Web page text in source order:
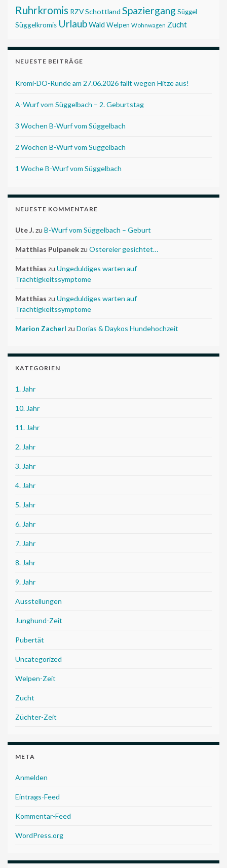
Ruhrkromis RZVSchottland Spaziergang Süggel
Süggelkromis UrlaubWald Welpen Wohnwagen Zucht
NEUESTE BEITRÄGE
Kromi-DO-Runde am 27.06.2026 fällt wegen Hitze aus!
A-Wurf vom Süggelbach – 2. Geburtstag
3 Wochen B-Wurf vom Süggelbach
2 Wochen B-Wurf vom Süggelbach
1 Woche B-Wurf vom Süggelbach
NEUESTE KOMMENTARE
Ute J.zu B-Wurf vom Süggelbach – Geburt
Matthias Pulpanekzu Ostereier gesichtet…
Matthias zu Ungeduldiges warten auf
Trächtigkeitssymptome
Matthias zu Ungeduldiges warten auf
Trächtigkeitssymptome
Marion Zacherl zu Dorias & Daykos Hundehochzeit
KATEGORIEN
1. Jahr
10. Jahr
11. Jahr
2. Jahr
3. Jahr
4. Jahr
5. Jahr
6. Jahr
7. Jahr
8. Jahr
9. Jahr
Ausstellungen
Junghund-Zeit
Pubertät
Uncategorized
Welpen-Zeit
Zucht
Züchter-Zeit
META
Anmelden
Eintrags-Feed
Kommentar-Feed
WordPress.org